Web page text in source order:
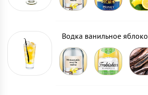
Водка ванильное яблоко